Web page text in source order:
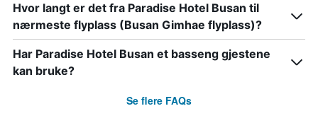
Hvor langt er det fra Paradise Hotel Busan til
nærmeste flyplass (Busan Gimhae flyplass)?
Har Paradise Hotel Busan et basseng gjestene
kan bruke?
Se flere FAQs